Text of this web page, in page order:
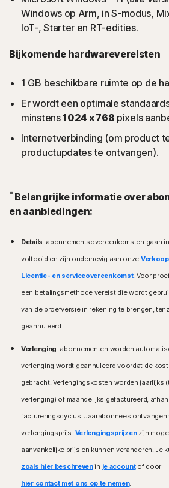
Windows op Arm, in S-modus,
IoT-, Starter en RT-edities.
Bijkomende hardwarevereisten
1 GB beschikbare ruimte op de
Er wordt een optimale
minstens1024 x 768 pixels
Internetverbinding (om product
productupdates te ontvangen).
* Belangrijke informatie over
en aanbiedingen:
Details: abonnementsovereenkomsten gaan
voltooid en zijn onderhevig aan onze
Licentie- en serviceovereenkomst. Voor
een betalingsmethode vereist die wordt
van de proefversie in rekening te brengen,
geannuleerd.
Verlenging: abonnementen worden
verlenging wordt geannuleerd voordat de
gebracht. Verlengingskosten worden jaarlijks
verlenging) of maandelijks gefactureerd,
factureringscyclus. Jaarabonnees ontvangen
verlengingsprijs. Verlengingsprijzenzijn
aanvankelijke prijs en kunnen veranderen. Je
zoals hier beschrevenin je accountof door
hier contact met ons op te nemen.